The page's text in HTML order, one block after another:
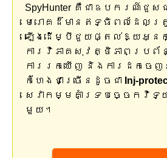
SpyHunter គឺជាឧបករណ៍ជួស
មេរោគដ៏មានឥទ្ធិពលដែលត្
ឡើងដើម្បីជួយផ្តល់ឱ្យអ្នក
ការវិភាគសុវត្ថិភាពប្រព័
ការរកឃើញ និងការដកចេញ
កំហែងជាច្រើនដូចជា Inj-
សេវាកម្មគាំទ្របច្ចេកវិ
មួយ។